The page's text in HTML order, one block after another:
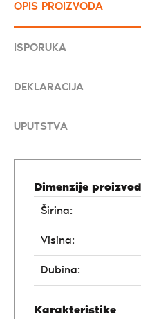
OPIS PROIZVODA
ISPORUKA
DEKLARACIJA
UPUTSTVA
Dimenzije
Širina:
Visina:
Dubina:
Karakteristike